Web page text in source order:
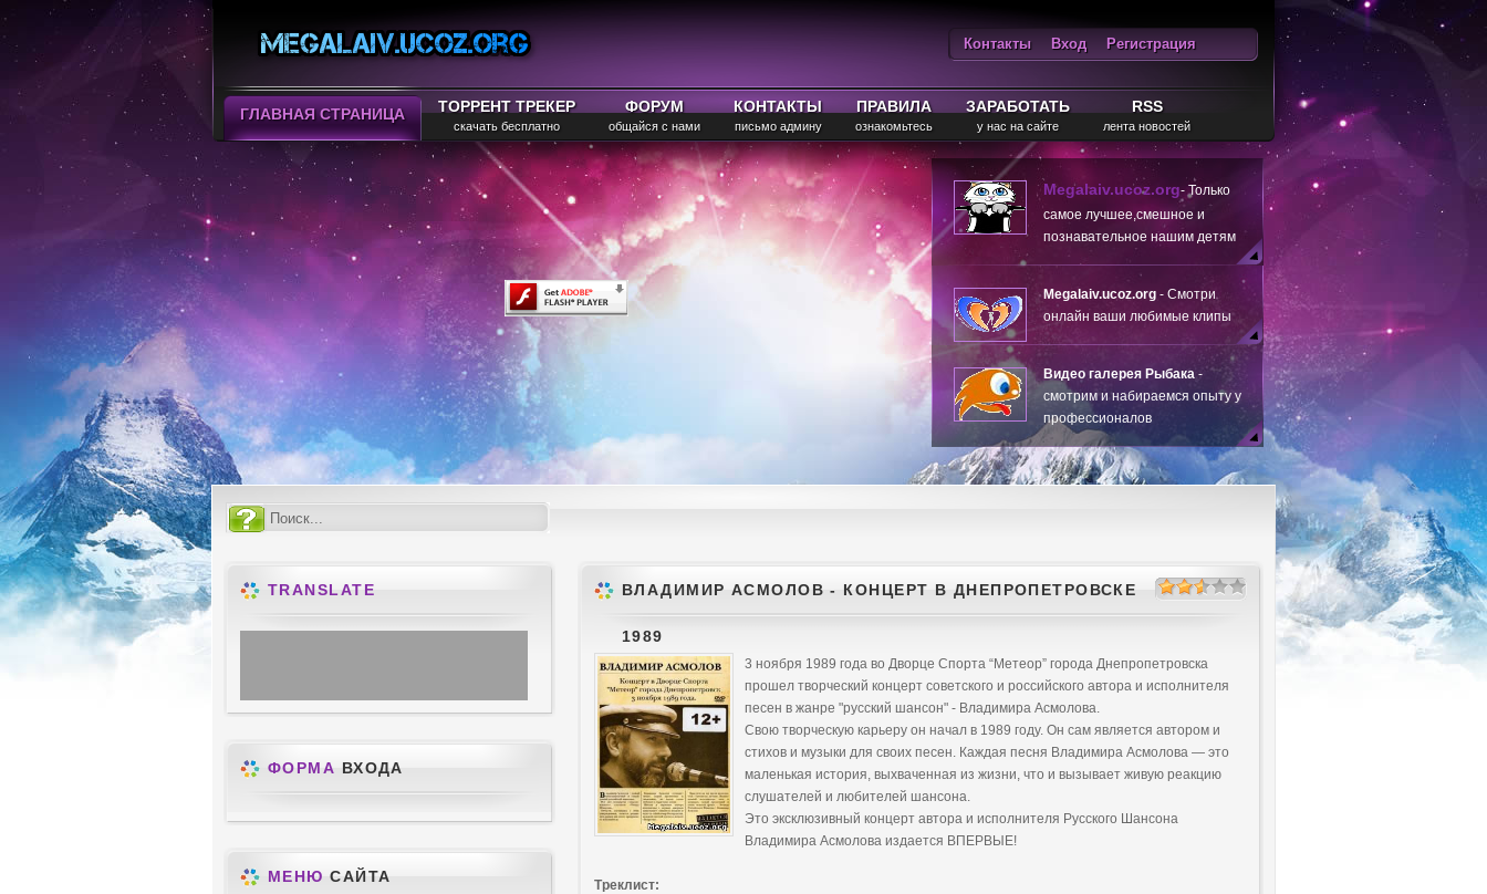
Контакты Вход
Регистрация
ГЛАВНАЯ СТРАНИЦА ТОРРЕНТ ТРЕКЕР
скачать бесплатно
ФОРУМ
общайся с нами
КОНТАКТЫ
письмо админу
ПРАВИЛА
ознакомьтесь
ЗАРАБОТАТЬ
у нас на сайте
RSS
лента новостей
Megalaiv.ucoz.org- Только
самое лучшее,смешное и
познавательное нашим детям
Megalaiv.ucoz.org - Смотри
онлайн ваши любимые клипы
Видео галерея Рыбака -
смотрим и набираемся опыту у
профессионалов
ВЛАДИМИР АСМОЛОВ - КОНЦЕРТ В ДНЕПРОПЕТРОВСКЕ
1989
3 ноября 1989 года во Дворце Спорта “Метеор” города Днепропетровска
прошел творческий концерт советского и российского автора и исполнителя
песен в жанре "русский шансон" - Владимира Асмолова.
Свою творческую карьеру он начал в 1989 году. Он сам является автором и
стихов и музыки для своих песен. Каждая песня Владимира Асмолова — это
маленькая история, выхваченная из жизни, что и вызывает живую реакцию
слушателей и любителей шансона.
Это эксклюзивный концерт автора и исполнителя Русского Шансона
Владимира Асмолова издается ВПЕРВЫЕ!
Треклист:
TRANSLATE
ФОРМА ВХОДА
МЕНЮ САЙТА